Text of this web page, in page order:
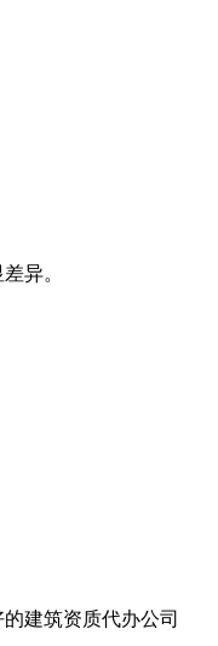
异。
建筑资质代办公司